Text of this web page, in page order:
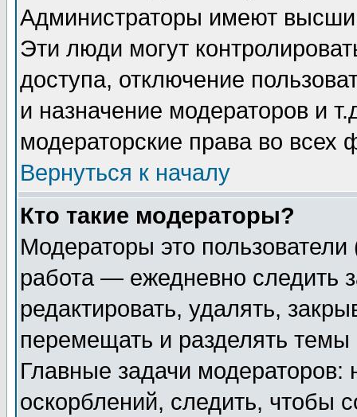
Администраторы имеют
Эти люди могут
доступа, отключение
и назначение модераторов и
модераторские права во всех
Вернуться к началу
Кто такие модераторы?
Модераторы это
работа — ежедневно следить
редактировать, удалять,
перемещать и разделять
Главные задачи
оскорблений, следить, чтобы